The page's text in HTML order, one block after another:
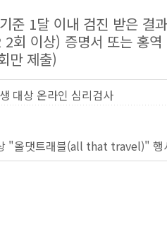
준 1달 이내 검진 받은 결
회 이상) 증명서 또는 홍역
만 제출)
대상 온라인 심리검사
"올댓트래블(all that travel)" 행